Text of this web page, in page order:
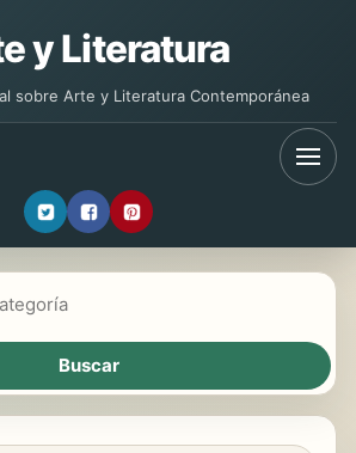
y Literatura
sobre Arte y Literatura Contemporánea